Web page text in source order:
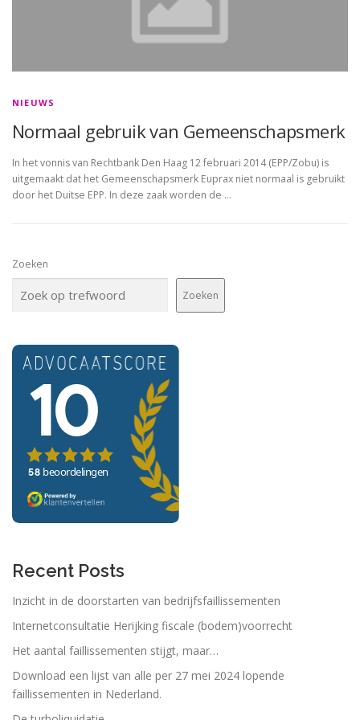
NIEUWS
Normaal gebruik van Gemeenschapsmerk
In het vonnis van Rechtbank Den Haag 12 februari 2014 (EPP/Zobu) is
uitgemaakt dat het Gemeenschapsmerk Euprax niet normaal is gebruikt
door het Duitse EPP. In deze zaak worden de …
Zoeken
Zoeken
Recent Posts
Inzicht in de doorstarten van bedrijfsfaillissementen
Internetconsultatie Herijking fiscale (bodem)voorrecht
Het aantal faillissementen stijgt, maar…
Download een lijst van alle per 27 mei 2024 lopende
faillissementen in Nederland.